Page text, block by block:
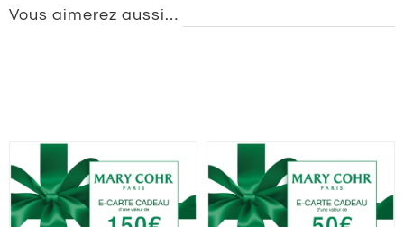
Vous aimerez aussi…